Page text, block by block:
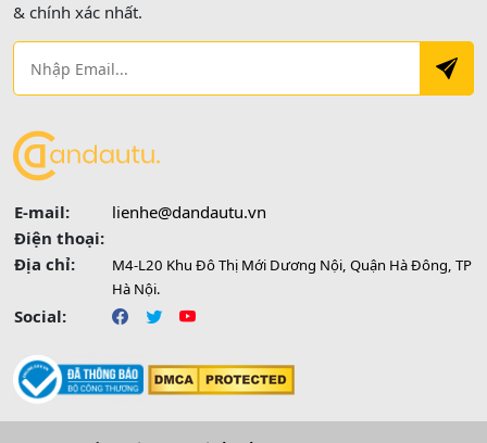
& chính xác nhất.
E-mail:
lienhe@dandautu.vn
Điện thoại:
Địa chỉ:
M4-L20 Khu Đô Thị Mới Dương Nội, Quận Hà Đông, TP
Hà Nội.
Social: